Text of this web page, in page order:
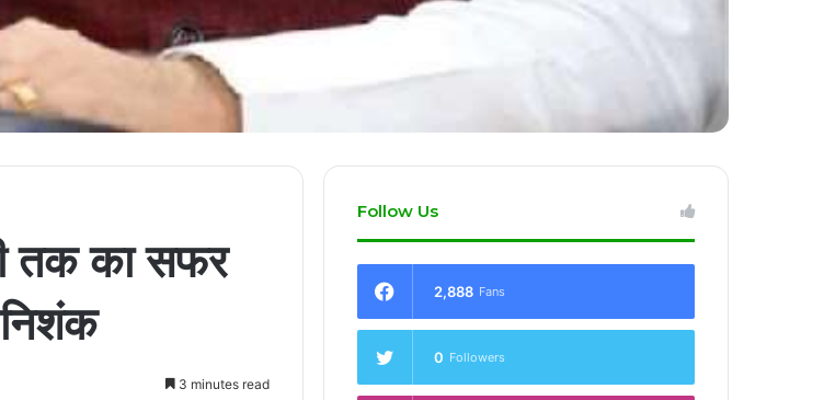
तक का सफर
3 minutes read
Follow Us
2,888 Fans
0 Followers